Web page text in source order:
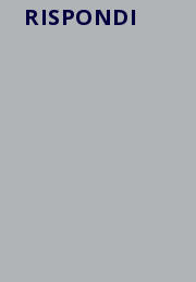
RISPONDI